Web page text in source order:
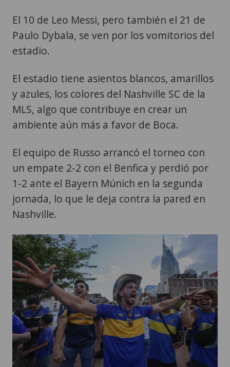
El 10 de Leo Messi, pero también el 21 de
Paulo Dybala, se ven por los vomitorios del
estadio.
El estadio tiene asientos blancos, amarillos
y azules, los colores del Nashville SC de la
MLS, algo que contribuye en crear un
ambiente aún más a favor de Boca.
El equipo de Russo arrancó el torneo con
un empate 2-2 con el Benfica y perdió por
1-2 ante el Bayern Múnich en la segunda
jornada, lo que le deja contra la pared en
Nashville.